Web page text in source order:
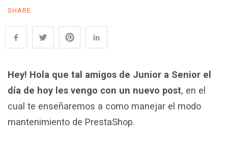
SHARE
Hey! Hola que tal amigos de Junior a Senior el
día de hoy les vengo con un nuevo post, en el
cual te enseñaremos a como manejar el modo
mantenimiento de PrestaShop.